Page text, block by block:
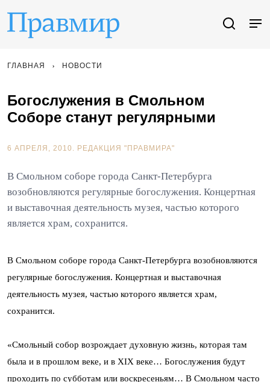
ГЛАВНАЯ НОВОСТИ
Богослужения в Смольном
Соборе станут регулярными
6 АПРЕЛЯ, 2010. РЕДАКЦИЯ "ПРАВМИРА"
В Смольном соборе города Санкт-Петербурга
возобновляются регулярные богослужения. Концертная
и выставочная деятельность музея, частью которого
является храм, сохранится.
В Смольном соборе города Санкт-Петербурга возобновляются
регулярные богослужения. Концертная и выставочная
деятельность музея, частью которого является храм,
сохранится.
«Смольный собор возрождает духовную жизнь, которая там
была и в прошлом веке, и в XIX веке… Богослужения будут
проходить по субботам или воскресеньям… В Смольном часто